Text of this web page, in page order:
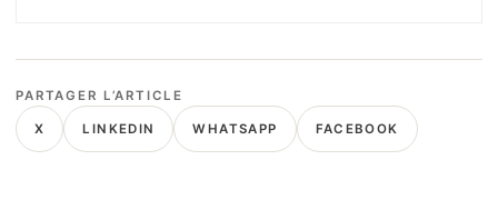
PARTAGER L’ARTICLE
X LINKEDIN WHATSAPP FACEBOOK